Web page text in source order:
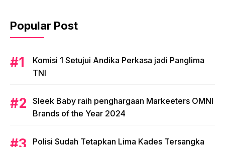
Popular Post
Komisi 1 Setujui Andika Perkasa jadi Panglima
TNI
Sleek Baby raih penghargaan Markeeters OMNI
Brands of the Year 2024
Polisi Sudah Tetapkan Lima Kades Tersangka